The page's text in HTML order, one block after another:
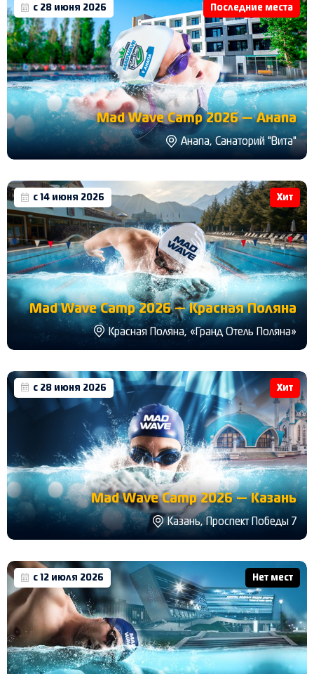
с 28 июня 2026 Последние места
Mad Wave Camp 2026 — Анапа
Анапа, Санаторий "Вита"
с 14 июня 2026 Хит
Mad Wave Camp 2026 — Красная Поляна
Красная Поляна, «Гранд Отель Поляна»
с 28 июня 2026 Хит
Mad Wave Camp 2026 — Казань
Казань, Проспект Победы 7
с 12 июля 2026 Нет мест